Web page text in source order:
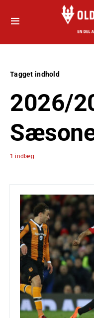
Tagget indhold
2026/
1 indlæg